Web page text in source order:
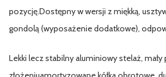
pozycję.Dostępny w wersji z miękką,
gondolą (wyposażenie dodatkowe),
Lekki lecz stabilny aluminiowy stelaż, mały